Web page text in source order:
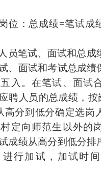
位：总成绩=笔试成
员笔试、面试和总成
、面试和考试总成绩
入。在笔试、面试
聘人员的总成绩，按
高分到低分确定选岗
定向师范生以外的
成绩从高分到低分排
进行加试，加试时